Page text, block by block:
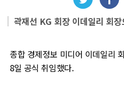
곽재선 KG 회장 이데일리 회
종합 경제정보 미디어 이데일리
8일 공식 취임했다.